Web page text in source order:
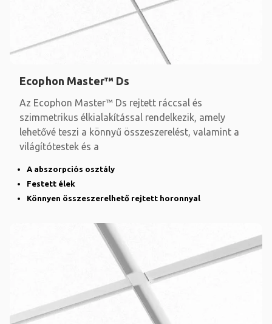
Ecophon Master™ Ds
Az Ecophon Master™ Ds rejtett ráccsal és
szimmetrikus élkialakítással rendelkezik, amely
lehetővé teszi a könnyű összeszerelést, valamint a
világítótestek és a
A abszorpciós osztály
Festett élek
Könnyen összeszerelhető rejtett horonnyal